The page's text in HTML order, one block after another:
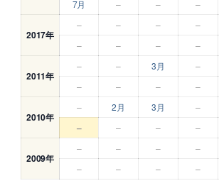
7月
– – –
2017年
– – – –
–
– – –
2011年
– – 3月 –
–
– – –
2010年
– 2月 3月 –
– – – –
2009年
– – – –
–
– – –